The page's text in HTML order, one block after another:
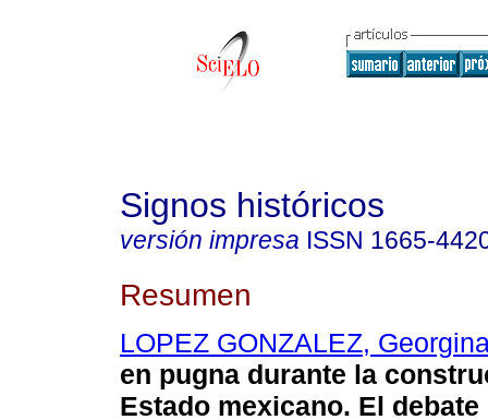
Signos históricos
versión impresa ISSN 1665-
Resumen
LOPEZ GONZALEZ,
en pugna durante la
Estado mexicano. El